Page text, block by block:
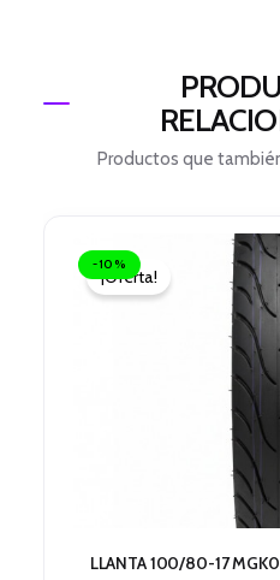
Productos que
-10%
¡Oferta!
LLANTA 100/80-17